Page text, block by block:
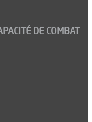
DE COMBAT